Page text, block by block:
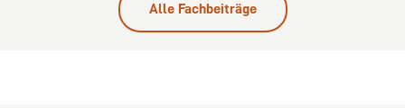
Alle Fachbeiträge